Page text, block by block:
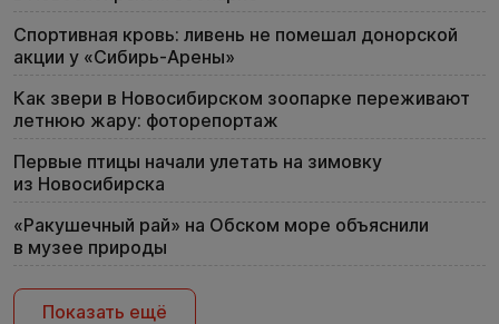
Спортивная кровь: ливень не помешал донорской
акции у «Сибирь-Арены»
Как звери в Новосибирском зоопарке переживают
летнюю жару: фоторепортаж
Первые птицы начали улетать на зимовку
из Новосибирска
«Ракушечный рай» на Обском море объяснили
в музее природы
Показать ещё